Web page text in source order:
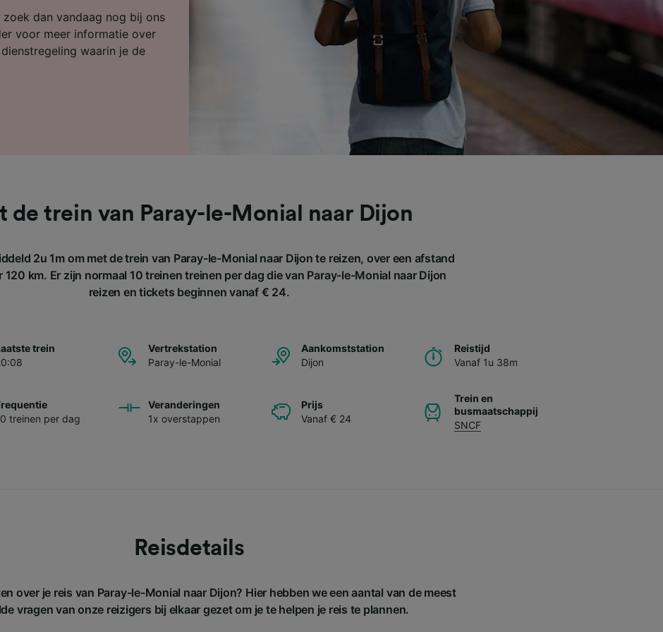
dan vandaag nog bij ons
voor meer informatie over
waarin je de
de trein van Paray-le-Monial naar Dijon
2u 1m om met de trein van Paray-le-Monial naar Dijon te reizen, over een afstand
120 km. Er zijn normaal 10 treinen treinen per dag die van Paray-le-Monial naar Dijon
reizen en tickets beginnen vanaf € 24.
trein
Vertrekstation
Paray-le-Monial
Aankomststation
Dijon
Reistijd
Vanaf 1u 38m
treinen per dag
Veranderingen
1x overstappen
Prijs
Vanaf € 24
Trein en
busmaatschappij
SNCF
Reisdetails
over je reis van Paray-le-Monial naar Dijon? Hier hebben we een aantal van de meest
vragen van onze reizigers bij elkaar gezet om je te helpen je reis te plannen.